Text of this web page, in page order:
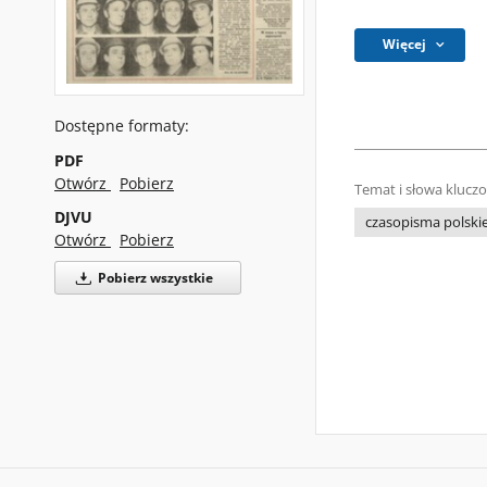
Dostępne formaty:
PDF
Otwórz
Pobierz
DJVU
Otwórz
Pobierz
Pobierz wszystkie
Więcej
Temat i słowa
czasopisma